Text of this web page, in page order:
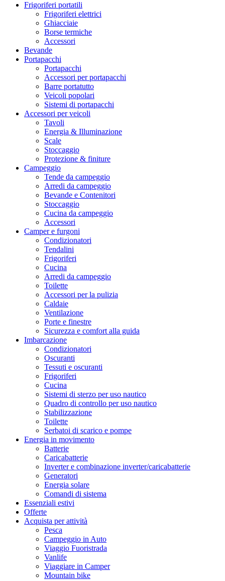
Frigoriferi portatili
Frigoriferi elettrici
Ghiacciaie
Borse termiche
Accessori
Bevande
Portapacchi
Portapacchi
Accessori per portapacchi
Barre portatutto
Veicoli popolari
Sistemi di portapacchi
Accessori per veicoli
Tavoli
Energia & Illuminazione
Scale
Stoccaggio
Protezione & finiture
Campeggio
Tende da campeggio
Arredi da campeggio
Bevande e Contenitori
Stoccaggio
Cucina da campeggio
Accessori
Camper e furgoni
Condizionatori
Tendalini
Frigoriferi
Cucina
Arredi da campeggio
Toilette
Accessori per la pulizia
Caldaie
Ventilazione
Porte e finestre
Sicurezza e comfort alla guida
Imbarcazione
Condizionatori
Oscuranti
Tessuti e oscuranti
Frigoriferi
Cucina
Sistemi di sterzo per uso nautico
Quadro di controllo per uso nautico
Stabilizzazione
Toilette
Serbatoi di scarico e pompe
Energia in movimento
Batterie
Caricabatterie
Inverter e combinazione inverter/caricabatterie
Generatori
Energia solare
Comandi di sistema
Essenziali estivi
Offerte
Acquista per attività
Pesca
Campeggio in Auto
Viaggio Fuoristrada
Vanlife
Viaggiare in Camper
Mountain bike